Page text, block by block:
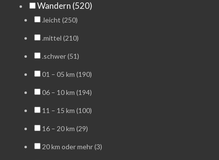
Wandern (520)
.leicht (250)
.mittel (210)
.schwer (51)
01 – 05 km (190)
06 – 10 km (194)
11 – 15 km (100)
16 – 20 km (29)
20 km oder mehr (3)